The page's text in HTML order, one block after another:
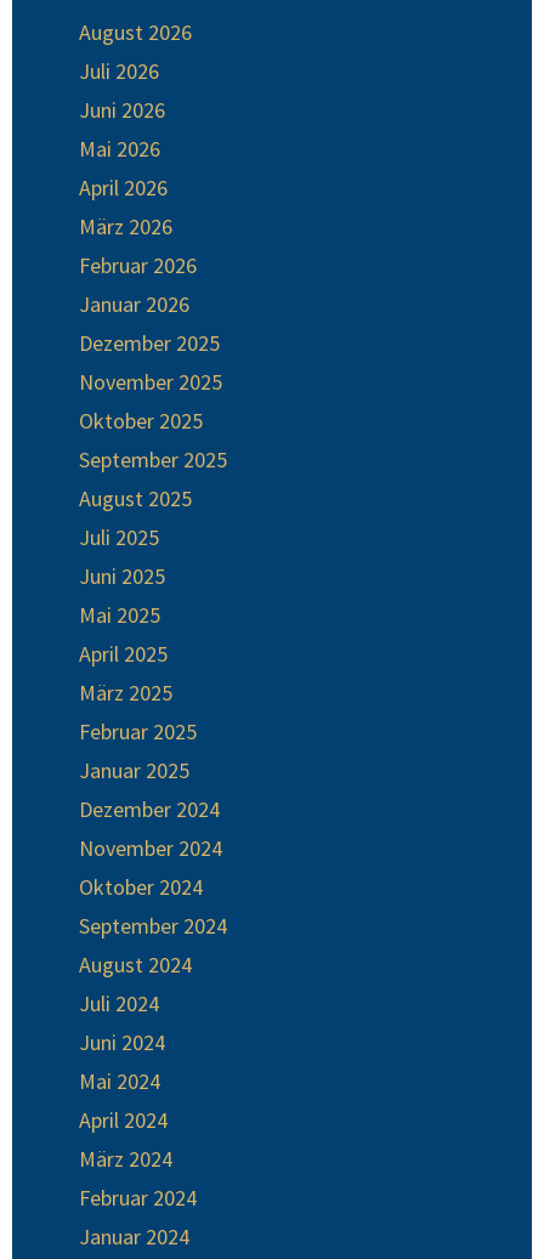
August 2026
Juli 2026
Juni 2026
Mai 2026
April 2026
März 2026
Februar 2026
Januar 2026
Dezember 2025
November 2025
Oktober 2025
September 2025
August 2025
Juli 2025
Juni 2025
Mai 2025
April 2025
März 2025
Februar 2025
Januar 2025
Dezember 2024
November 2024
Oktober 2024
September 2024
August 2024
Juli 2024
Juni 2024
Mai 2024
April 2024
März 2024
Februar 2024
Januar 2024